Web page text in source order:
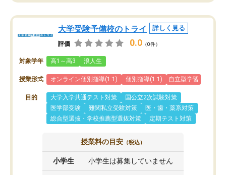
大学受験予備校のトライ 詳しく見る
評価 0.0 （0件）
対象学年 高1～高3 浪人生
授業形式 オンライン個別指導(1:1) 個別指導(1:1) 自立型学習
目的 大学入学共通テスト対策
国公立2次試験対策
医学部受験
難関私立受験対策
医・歯・薬系対策
総合型選抜・学校推薦型選抜対策
定期テスト対策
授業料の目安 （税込）
小学生 小学生は募集していません